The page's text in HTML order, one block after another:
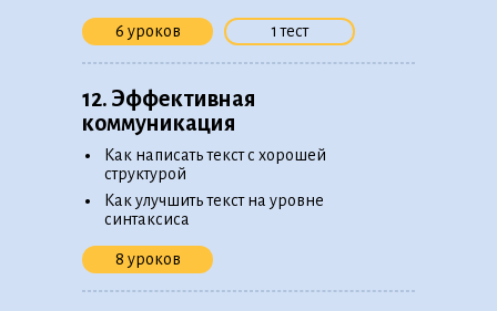
1 тест
12. Эффективная
коммуникация
Как написать текст с хорошей
структурой
•
Как улучшить текст на уровне
синтаксиса
•
6 уроков
8 уроков